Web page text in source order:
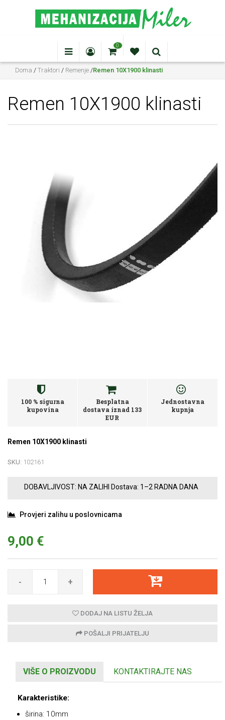
0
Doma / Traktori / Remenje /Remen 10X1900 klinasti
Remen 10X1900 klinasti
100 % sigurna
kupovina
Besplatna
dostava iznad 133
EUR
Jednostavna
kupnja
Remen 10X1900 klinasti
SKU: 102161
DOBAVLJIVOST: NA ZALIHI Dostava: 1–2 RADNA DANA
Provjeri zalihu u poslovnicama
9,00 €
- +
DODAJ NA LISTU ŽELJA
POŠALJI PRIJATELJU
VIŠE O PROIZVODU KONTAKTIRAJTE NAS
Karakteristike:
širina: 10mm